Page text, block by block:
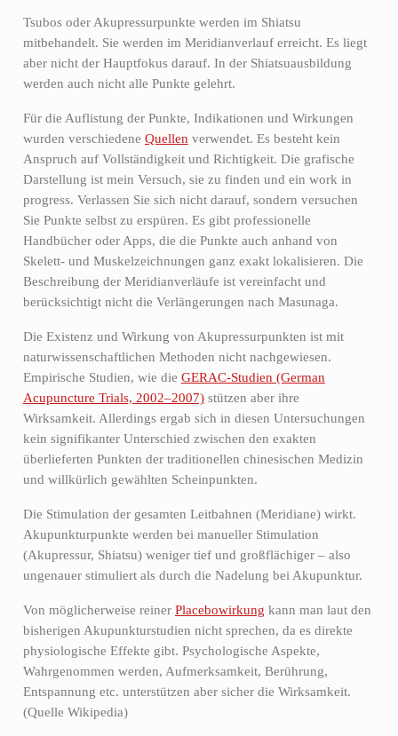
Tsubos oder Akupressurpunkte werden im Shiatsu
mitbehandelt. Sie werden im Meridianverlauf erreicht. Es liegt
aber nicht der Hauptfokus darauf. In der Shiatsuausbildung
werden auch nicht alle Punkte gelehrt.
Für die Auflistung der Punkte, Indikationen und Wirkungen
wurden verschiedene Quellen verwendet. Es besteht kein
Anspruch auf Vollständigkeit und Richtigkeit. Die grafische
Darstellung ist mein Versuch, sie zu finden und ein work in
progress. Verlassen Sie sich nicht darauf, sondern versuchen
Sie Punkte selbst zu erspüren. Es gibt professionelle
Handbücher oder Apps, die die Punkte auch anhand von
Skelett- und Muskelzeichnungen ganz exakt lokalisieren. Die
Beschreibung der Meridianverläufe ist vereinfacht und
berücksichtigt nicht die Verlängerungen nach Masunaga.
Die Existenz und Wirkung von Akupressurpunkten ist mit
naturwissenschaftlichen Methoden nicht nachgewiesen.
Empirische Studien, wie die GERAC-Studien (German
Acupuncture Trials, 2002–2007)stützen aber ihre
Wirksamkeit. Allerdings ergab sich in diesen Untersuchungen
kein signifikanter Unterschied zwischen den exakten
überlieferten Punkten der traditionellen chinesischen Medizin
und willkürlich gewählten Scheinpunkten.
Die Stimulation der gesamten Leitbahnen (Meridiane) wirkt.
Akupunkturpunkte werden bei manueller Stimulation
(Akupressur, Shiatsu) weniger tief und großflächiger – also
ungenauer stimuliert als durch die Nadelung bei Akupunktur.
Von möglicherweise reiner Placebowirkung kann man laut den
bisherigen Akupunkturstudien nicht sprechen, da es direkte
physiologische Effekte gibt. Psychologische Aspekte,
Wahrgenommen werden, Aufmerksamkeit, Berührung,
Entspannung etc. unterstützen aber sicher die Wirksamkeit.
(Quelle Wikipedia)